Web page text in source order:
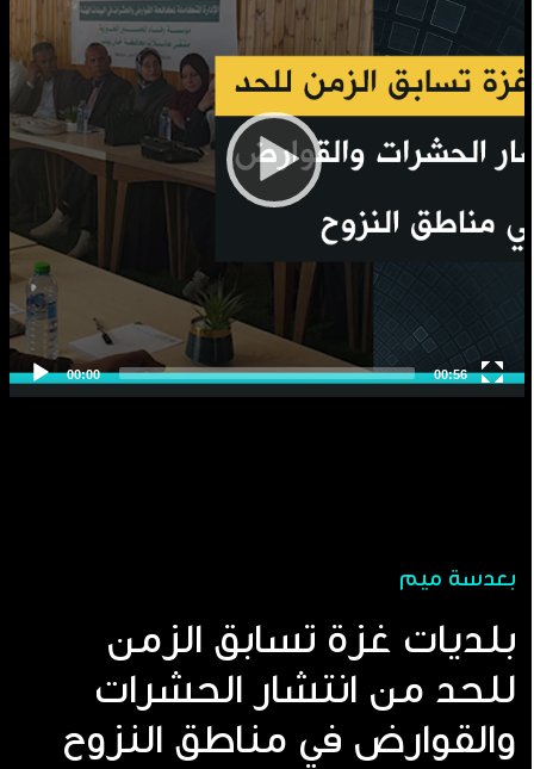
بعدسة ميم
بلديات غزة تسابق الزمن
للحد من انتشار الحشرات
والقوارض في مناطق النزوح